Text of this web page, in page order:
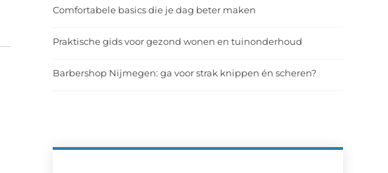
Comfortabele basics die je dag beter maken
Praktische gids voor gezond wonen en tuinonderhoud
Barbershop Nijmegen: ga voor strak knippen én scheren?